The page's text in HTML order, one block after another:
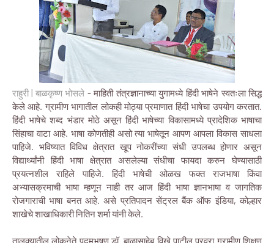
राहुरी | बाळकृष्ण भोसले - माहिती तंत्रज्ञानाच्या युगामध्ये हिंदी भाषेने स्वतःला सिद्ध
केले आहे. ग्रामीण भागातील लोकही मोठ्या प्रमाणात हिंदी भाषेचा उपयोग करतात.
हिंदी भाषेचे शब्द भंडार मोठे असून हिंदी भाषेच्या विकासामध्ये प्रादेशिक भाषाचा
सिंहाचा वाटा आहे. भाषा कोणतीही असो त्या भाषेतून आपण आपला विकास साधला
पाहिजे. भविष्यात विविध क्षेत्रात खूप नोकरींच्या संधी उपलब्ध होणार असून
विद्यार्थ्यांनी हिंदी भाषा क्षेत्रात असलेल्या संधीचा फायदा करुन घेण्यासाठी
प्रयत्नशील राहिले पाहिजे. हिंदी भाषेची ओळख फक्त राजभाषा किंवा
अभ्यासक्रमाची भाषा म्हणून नाही तर आज हिंदी भाषा ज्ञानभाषा व जागतिक
रोजगाराची भाषा बनत आहे. असे प्रतिपादन सेंट्रल बैंक ऑफ इंडिया, कोल्हार
शाखेचे शाखाधिकारी नितिन शर्मा यांनी केले.
तालुक्यातील लोकनेते पद्मभुषण डॉ. बाळासाहेब विखे पाटील प्रवरा ग्रामीण शिक्षण